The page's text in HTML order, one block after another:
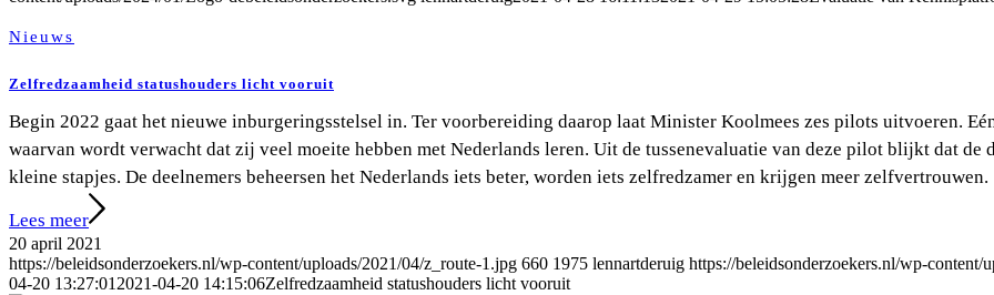
Nieuws
Zelfredzaamheid statushouders licht vooruit
Begin 2022 gaat het nieuwe inburgeringsstelsel in. Ter voorbereiding daarop laat Minister Koolmees zes pilots uitvoeren.
waarvan wordt verwacht dat zij veel moeite hebben met Nederlands leren. Uit de tussenevaluatie van deze pilot blijkt dat
kleine stapjes. De deelnemers beheersen het Nederlands iets beter, worden iets zelfredzamer en krijgen meer zelfvertrouwen.
Lees meer
20 april 2021
https://beleidsonderzoekers.nl/wp-content/uploads/2021/04/z_route-1.jpg 660 1975 lennartderuig https://beleidsonderzoekers.nl/wp-content/
04-20 13:27:01 2021-04-20 14:15:06Zelfredzaamheid statushouders licht vooruit